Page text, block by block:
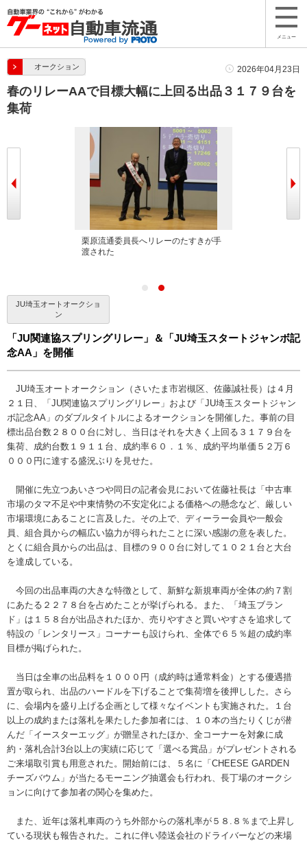
メニュー
オークション 2026年04月23日
春のリレーAAで目標大幅に上回る出品３１７９台を
集荷
栗原流通委員長へリレーのたすきが手
渡された
JU埼玉オートオークショ
ン
「JU関連協スプリングリレー」＆「JU埼玉スタートジャンボ記
念AA」を開催
JU埼玉オートオークション（さいたま市岩槻区、佐藤誠社長）は４月
２１日、「JU関連協スプリングリレー」および「JU埼玉スタートジャン
ボ記念AA」のダブルタイトルによるオークションを開催した。事前の目
標出品台数２８００台に対し、当日はそれを大きく上回る３１７９台を
集荷、成約台数１９１１台、成約率６０．１％、成約平均単価５２万６
０００円に達する盛況ぶりを見せた。
開催に先立つあいさつや同日の記者会見において佐藤社長は「中古車
市場のタマ不足や中東情勢の不安定化による価格への懸念など、厳しい
市場環境にあることに言及した。その上で、ディーラー会員や一般会
員、組合員からの幅広い協力が得られたことに深い感謝の意を表した。
とくに組合員からの出品は、目標の９００台に対して１０２１台と大台
を達成している。
今回の出品車両の大きな特徴として、新鮮な新規車両が全体の約７割
にあたる２２７８台を占めたことが挙げられる。また、「埼玉ブラン
ド」は１５８台が出品されたほか、売りやすさと買いやすさを追求して
特設の「レンタリース」コーナーも設けられ、全体で６５％超の成約率
目標が掲げられた。
当日は全車の出品料を１０００円（成約時は通常料金）とする優遇措
置が取られ、出品のハードルを下げることで集荷増を後押しした。さら
に、会場内を盛り上げる企画として様々なイベントも実施された。１台
以上の成約または落札を果たした参加者には、１０本の当たりくじが潜
んだ「イースターエッグ」が贈呈されたほか、全コーナーを対象に成
約・落札合計3台以上の実績に応じて「選べる賞品」がプレゼントされる
ご来場取引賞も用意された。開始前には、５名に「CHEESE GARDEN
チーズバウム」が当たるモーニング抽選会も行われ、長丁場のオークシ
ョンに向けて参加者の関心を集めた。
また、近年は落札車両のうち外部からの落札率が５８.８％まで上昇し
ている現状も報告された。これに伴い陸送会社のドライバーなどの来場